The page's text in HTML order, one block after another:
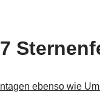
ebenso wie